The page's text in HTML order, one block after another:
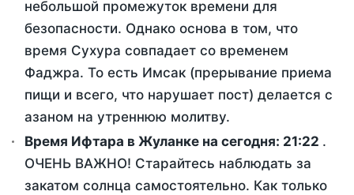
небольшой промежуток времени для
безопасности. Однако основа в том, что
время Сухура совпадает со временем
Фаджра. То есть Имсак (прерывание приема
пищи и всего, что нарушает пост) делается с
азаном на утреннюю молитву.
Время Ифтара в Жуланке на сегодня: 21:22 .
ОЧЕНЬ ВАЖНО! Старайтесь наблюдать за
закатом солнца самостоятельно. Как только